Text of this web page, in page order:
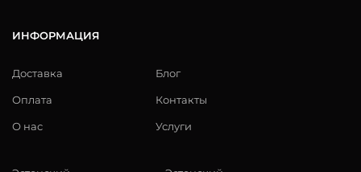
ИНФОРМАЦИЯ
Доставка
Оплата
О нас
Блог
Контакты
Услуги